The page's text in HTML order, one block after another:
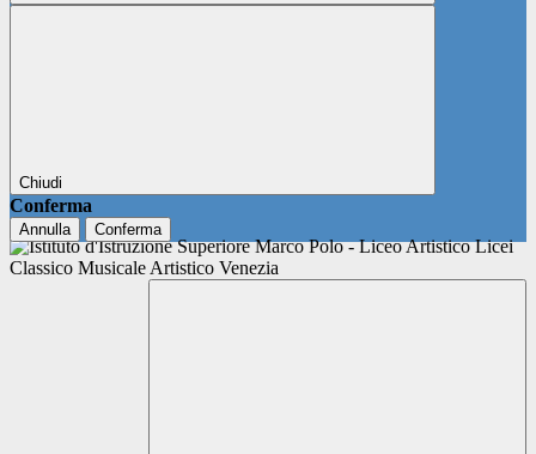
Chiudi
Conferma
Annulla Conferma